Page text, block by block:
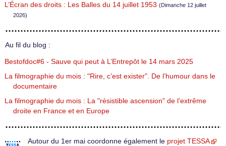
L’Écran des droits : Les Balles du 14 juillet 1953 (Dimanche 12 juillet
2026)
Au fil du blog :
Bestofdoc#6 - Sauve qui peut à L’Entrepôt le 14 mars 2025
La filmographie du mois : "Rire, c’est exister". De l’humour dans le
documentaire
La filmographie du mois : La "résistible ascension" de l’extrême
droite en France et en Europe
Autour du 1er mai coordonne également le projet TESSA